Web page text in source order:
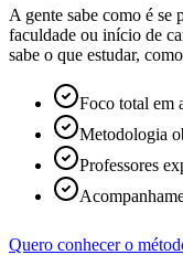
A gente sabe como é
faculdade ou início de
sabe o que estudar,
Foco total em
Metodologia
Professores
Quero conhecer o